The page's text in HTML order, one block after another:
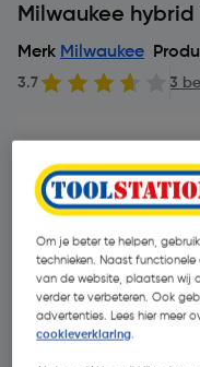
Milwaukee
Merk Milwaukee
3.7 3
Om je beter te helpen,
technieken. Naast
van de website, plaatsen wij
verder te verbeteren. Ook
advertenties. Lees hier meer
cookieverklaring.